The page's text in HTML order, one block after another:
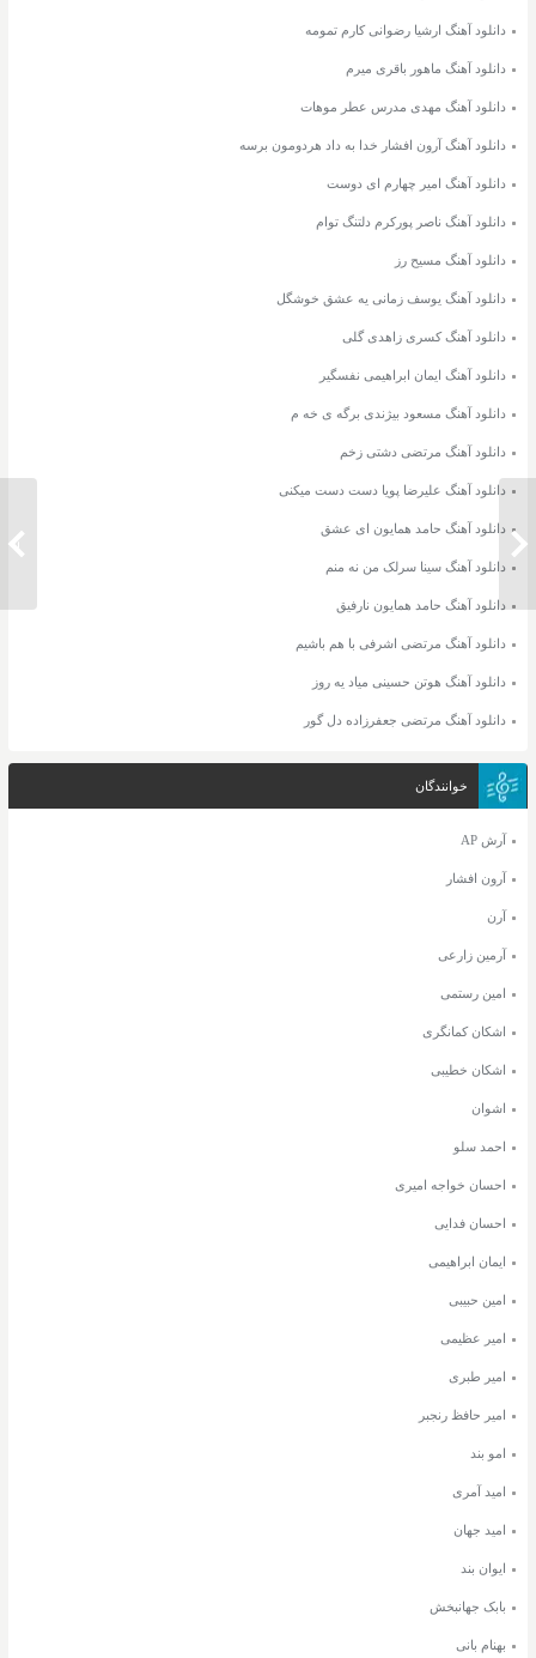
دانلود آهنگ ارشیا رضوانی کارم تمومه
دانلود آهنگ ماهور باقری میرم
دانلود آهنگ مهدی مدرس عطر موهات
دانلود آهنگ آرون افشار خدا به داد هردومون برسه
دانلود آهنگ امیر چهارم ای دوست
دانلود آهنگ ناصر پورکرم دلتنگ توام
دانلود آهنگ مسیح رز
دانلود آهنگ یوسف زمانی یه عشق خوشگل
دانلود آهنگ کسری زاهدی گلی
دانلود آهنگ ایمان ابراهیمی نفسگیر
دانلود آهنگ مسعود بیژندی برگه ی خه م
دانلود آهنگ مرتضی دشتی زخم
دانلود آهنگ علیرضا پویا دست دست میکنی
دانلود آهنگ حامد همایون ای عشق
دانلود آهنگ سینا سرلک من نه منم
دانلود آهنگ حامد همایون نارفیق
دانلود آهنگ مرتضی اشرفی با هم باشیم
دانلود آهنگ هوتن حسینی میاد یه روز
دانلود آهنگ مرتضی جعفرزاده دل گور
خوانندگان
آرش AP
آرون افشار
آرن
آرمین زارعی
امین رستمی
اشکان کمانگری
اشکان خطیبی
اشوان
احمد سلو
احسان خواجه امیری
احسان فدایی
ایمان ابراهیمی
امین حبیبی
امیر عظیمی
امیر طبری
امیر حافظ رنجبر
امو بند
امید آمری
امید جهان
ایوان بند
بابک جهانبخش
بهنام بانی